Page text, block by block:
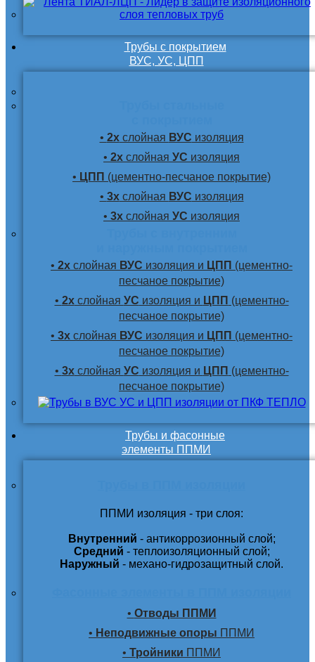
Трубы с покрытием
ВУС, УС, ЦПП
• 2хслойная ВУС изоляция
• 2х слойная УС изоляция
• ЦПП (цементно-песчаное покрытие)
• 3хслойная ВУС изоляция
• 3х слойная УС изоляция
• 2х слойная ВУС изоляция и ЦПП (цементно-
песчаное покрытие)
• 2хслойная УС изоляция и ЦПП (цементно-
песчаное покрытие)
• 3х слойная ВУС изоляция и ЦПП (цементно-
песчаное покрытие)
• 3хслойная УС изоляция и ЦПП (цементно-
песчаное покрытие)
Трубы и фасонные
элементы ППМИ
ППМИ изоляция - три слоя:
Внутренний - антикоррозионный слой;
Средний - теплоизоляционный слой;
Наружный - механо-гидрозащитный слой.
• Отводы ППМИ
• Неподвижные опоры ППМИ
• Тройники ППМИ